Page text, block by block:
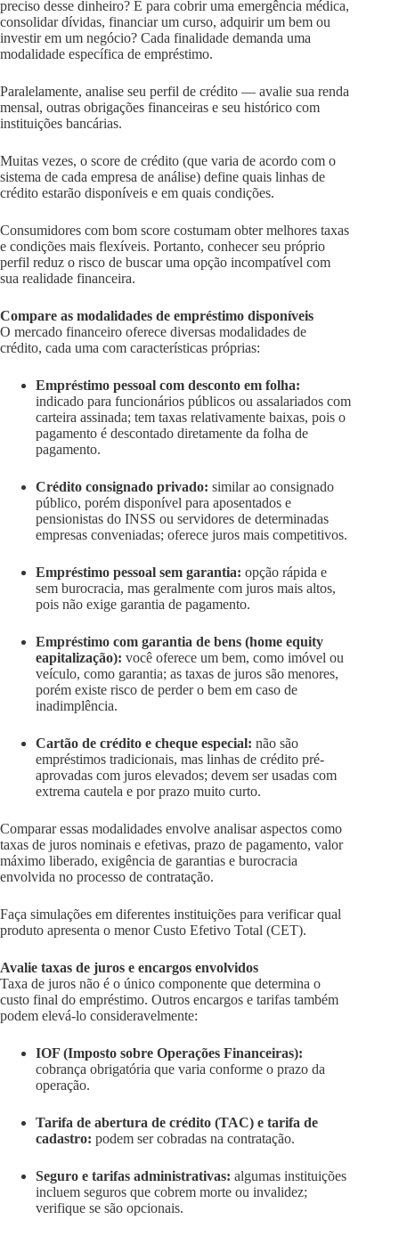
preciso desse dinheiro? É para cobrir uma emergência médica,
consolidar dívidas, financiar um curso, adquirir um bem ou
investir em um negócio? Cada finalidade demanda uma
modalidade específica de empréstimo.
Paralelamente, analise seu perfil de crédito — avalie sua renda
mensal, outras obrigações financeiras e seu histórico com
instituições bancárias.
Muitas vezes, o score de crédito (que varia de acordo com o
sistema de cada empresa de análise) define quais linhas de
crédito estarão disponíveis e em quais condições.
Consumidores com bom score costumam obter melhores taxas
e condições mais flexíveis. Portanto, conhecer seu próprio
perfil reduz o risco de buscar uma opção incompatível com
sua realidade financeira.
Compare as modalidades de empréstimo disponíveis
O mercado financeiro oferece diversas modalidades de
crédito, cada uma com características próprias:
Empréstimo pessoal com desconto em folha:
indicado para funcionários públicos ou assalariados com
carteira assinada; tem taxas relativamente baixas, pois o
pagamento é descontado diretamente da folha de
pagamento.
Crédito consignado privado: similar ao consignado
público, porém disponível para aposentados e
pensionistas do INSS ou servidores de determinadas
empresas conveniadas; oferece juros mais competitivos.
Empréstimo pessoal sem garantia: opção rápida e
sem burocracia, mas geralmente com juros mais altos,
pois não exige garantia de pagamento.
Empréstimo com garantia de bens (home equity
eapitalização): você oferece um bem, como imóvel ou
veículo, como garantia; as taxas de juros são menores,
porém existe risco de perder o bem em caso de
inadimplência.
Cartão de crédito e cheque especial: não são
empréstimos tradicionais, mas linhas de crédito pré-
aprovadas com juros elevados; devem ser usadas com
extrema cautela e por prazo muito curto.
Comparar essas modalidades envolve analisar aspectos como
taxas de juros nominais e efetivas, prazo de pagamento, valor
máximo liberado, exigência de garantias e burocracia
envolvida no processo de contratação.
Faça simulações em diferentes instituições para verificar qual
produto apresenta o menor Custo Efetivo Total (CET).
Avalie taxas de juros e encargos envolvidos
Taxa de juros não é o único componente que determina o
custo final do empréstimo. Outros encargos e tarifas também
podem elevá-lo consideravelmente:
IOF (Imposto sobre Operações Financeiras):
cobrança obrigatória que varia conforme o prazo da
operação.
Tarifa de abertura de crédito (TAC) e tarifa de
cadastro: podem ser cobradas na contratação.
Seguro e tarifas administrativas: algumas instituições
incluem seguros que cobrem morte ou invalidez;
verifique se são opcionais.